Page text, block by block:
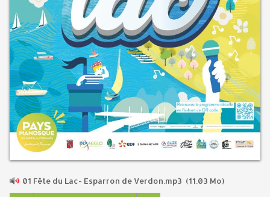
01 Fête du Lac- Esparron de Verdon.mp3 (11.03 Mo)